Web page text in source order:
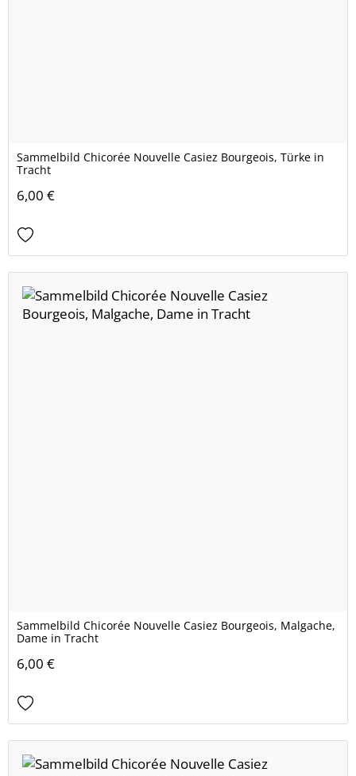
Sammelbild Chicorée Nouvelle Casiez Bourgeois, Türke in
Tracht
6,00 €
Sammelbild Chicorée Nouvelle Casiez Bourgeois, Malgache,
Dame in Tracht
6,00 €